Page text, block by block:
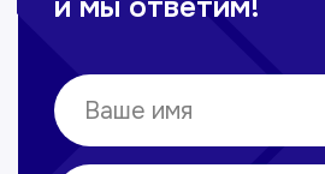
Сайт сделан вfuture-group.uz